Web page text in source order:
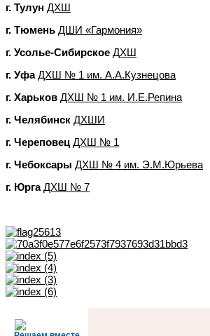
г. Тулун ДХШ
г. Тюмень ДШИ «Гармония»
г. Усолье-Сибирское ДХШ
г. Уфа ДХШ № 1 им. А.А.Кузнецова
г. Харьков ДХШ № 1 им. И.Е.Репина
г. Челябинск ДХШИ
г. Череповец ДХШ № 1
г. Чебоксары ДХШ № 4 им. Э.М.Юрьева
г. Юрга ДХШ № 7